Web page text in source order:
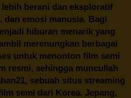
berani dan eksploratif
dan emosi manusia. Bagi
hiburan menarik yang
merenungkan berbagai
untuk menonton film semi
resmi, sehingga muncullah
, sebuah situs streaming
semi dari Korea, Jepang,